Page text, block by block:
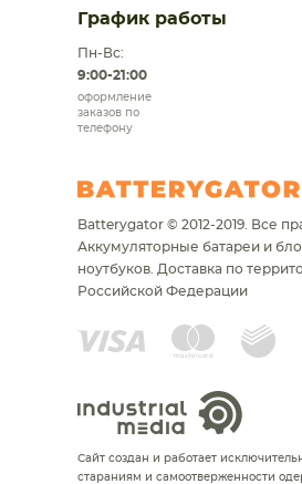
График работы
Пн-Вс:
9:00-21:00
оформление
заказов по
телефону
Batterygator © 2012-2019. Все
Аккумуляторные батареи и
ноутбуков. Доставка по
Российской Федерации
Сайт создан и работает
стараниям и самоотверженности